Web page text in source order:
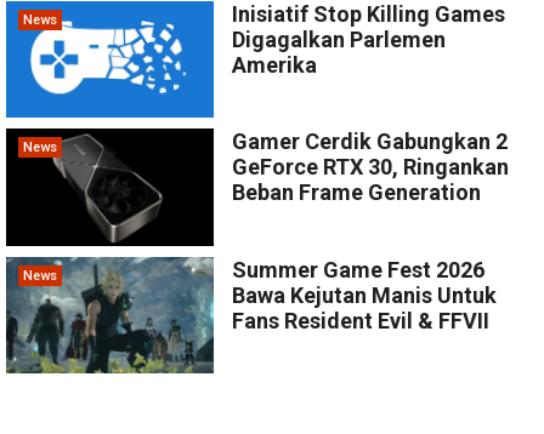
News
Inisiatif Stop Killing Games
Digagalkan Parlemen
Amerika
News
Gamer Cerdik Gabungkan 2
GeForce RTX 30, Ringankan
Beban Frame Generation
News
Summer Game Fest 2026
Bawa Kejutan Manis Untuk
Fans Resident Evil & FFVII